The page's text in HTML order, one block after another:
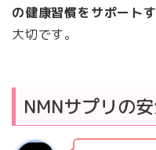
の健康習慣をサポート
大切です。
NMNサプリの